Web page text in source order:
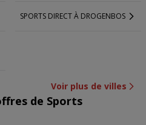
SPORTS DIRECT À DROGENBOS
Voir plus de villes
de Sports